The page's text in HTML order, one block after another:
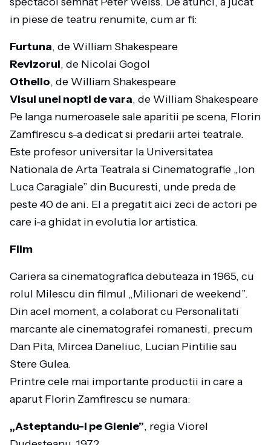
in piese de teatru renumite, cum ar fi:
Furtuna, de William Shakespeare
Revizorul, de Nicolai Gogol
Othello, de William Shakespeare
Visul unei nopti de vara, de William Shakespeare
Pe langa numeroasele sale aparitii pe scena, Florin
Zamfirescu s-a dedicat si predarii artei teatrale.
Este profesor universitar la Universitatea
Nationala de Arta Teatrala si Cinematografie „Ion
Luca Caragiale” din Bucuresti, unde preda de
peste 40 de ani. El a pregatit aici zeci de actori pe
care i-a ghidat in evolutia lor artistica.
Film
Cariera sa cinematografica debuteaza in 1965, cu
rolul Milescu din filmul „Milionari de weekend”.
Din acel moment, a colaborat cu Personalitati
marcante ale cinematografei romanesti, precum
Dan Pita, Mircea Daneliuc, Lucian Pintilie sau
Stere Gulea.
Printre cele mai importante productii in care a
aparut Florin Zamfirescu se numara:
„Asteptandu-l pe Gienie”, regia Viorel